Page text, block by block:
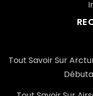
Tout Savoir Sur